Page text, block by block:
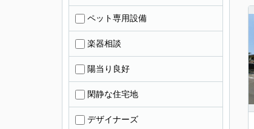
ペット専用設備
楽器相談
陽当り良好
閑静な住宅地
デザイナーズ